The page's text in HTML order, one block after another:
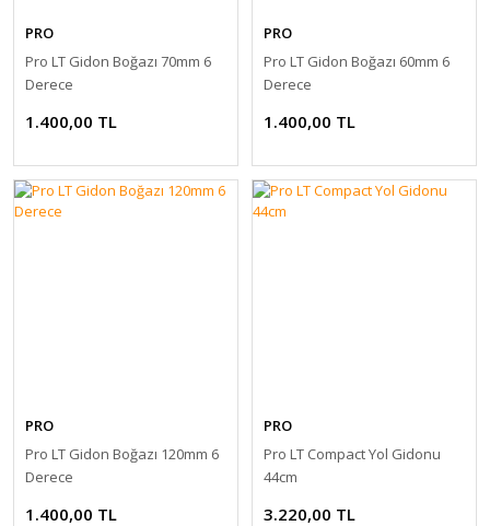
PRO
Pro LT Gidon Boğazı 70mm 6
Derece
1.400,00 TL
PRO
Pro LT Gidon Boğazı 60mm 6
Derece
1.400,00 TL
PRO
Pro LT Gidon Boğazı 120mm 6
Derece
1.400,00 TL
PRO
Pro LT Compact Yol Gidonu
44cm
3.220,00 TL